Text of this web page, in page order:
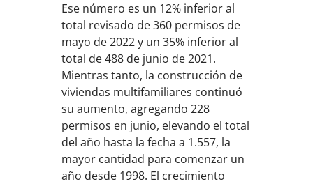
Ese número es un 12% inferior al
total revisado de 360 ​​permisos de
mayo de 2022 y un 35% inferior al
total de 488 de junio de 2021.
Mientras tanto, la construcción de
viviendas multifamiliares continuó
su aumento, agregando 228
permisos en junio, elevando el total
del año hasta la fecha a 1.557, la
mayor cantidad para comenzar un
año desde 1998. El crecimiento